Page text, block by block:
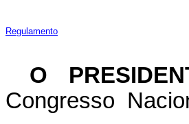
Regulamento
O
Congresso